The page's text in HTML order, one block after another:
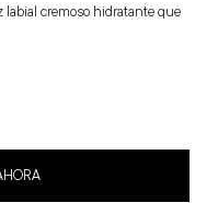
labial cremoso hidratante que